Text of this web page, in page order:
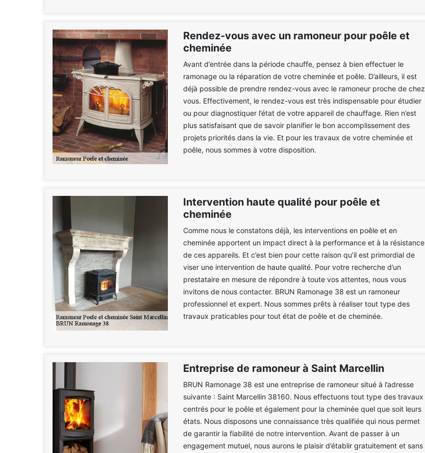
Rendez-vous avec un ramoneur pour poêle et
cheminée
Avant d’entrée dans la période chauffe, pensez à bien effectuer le
ramonage ou la réparation de votre cheminée et poêle. D’ailleurs, il est
déjà possible de prendre rendez-vous avec le ramoneur proche de chez
vous. Effectivement, le rendez-vous est très indispensable pour étudier
ou pour diagnostiquer l’état de votre appareil de chauffage. Rien n’est
plus satisfaisant que de savoir planifier le bon accomplissement des
projets priorités dans la vie. Et pour les travaux de votre cheminée et
poêle, nous sommes à votre disposition.
Intervention haute qualité pour poêle et
cheminée
Comme nous le constatons déjà, les interventions en poêle et en
cheminée apportent un impact direct à la performance et à la résistance
de ces appareils. Et c’est bien pour cette raison qu’il est primordial de
viser une intervention de haute qualité. Pour votre recherche d’un
prestataire en mesure de répondre à toute vos attentes, nous vous
invitons de nous contacter. BRUN Ramonage 38 est un ramoneur
professionnel et expert. Nous sommes prêts à réaliser tout type des
travaux praticables pour tout état de poêle et de cheminée.
Entreprise de ramoneur à Saint Marcellin
BRUN Ramonage 38 est une entreprise de ramoneur situé à l’adresse
suivante : Saint Marcellin 38160. Nous effectuons tout type des travaux
centrés pour le poêle et également pour la cheminée quel que soit leurs
états. Nous disposons une connaissance très qualifiée qui nous permet
de garantir la fiabilité de notre intervention. Avant de passer à un
engagement mutuel, nous aurons le plaisir d’établir gratuitement et sans